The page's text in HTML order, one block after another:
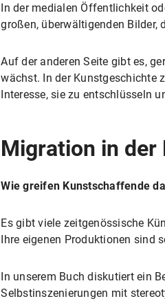
In der medialen Öffentlichkeit
großen, überwältigenden Bilder,
Auf der anderen Seite gibt es,
wächst. In der Kunstgeschichte
Interesse, sie zu entschlüsseln
Migration in der
Wie greifen Kunstschaffende
Es gibt viele zeitgenössische
Ihre eigenen Produktionen sind
In unserem Buch diskutiert ein
Selbstinszenierungen mit